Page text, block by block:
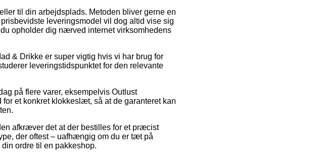
til din arbejdsplads. Metoden bliver gerne en
leveringsmodel vil dog altid vise sig
opholder dig nærved internet virksomhedens
& Drikke er super vigtig hvis vi har brug for
leveringstidspunktet for den relevante
på flere varer, eksempelvis Outlust
et konkret klokkeslæt, så at de garanteret kan
afkræver det at der bestilles for et præcist
der oftest – uafhængig om du er tæt på
ordre til en pakkeshop.